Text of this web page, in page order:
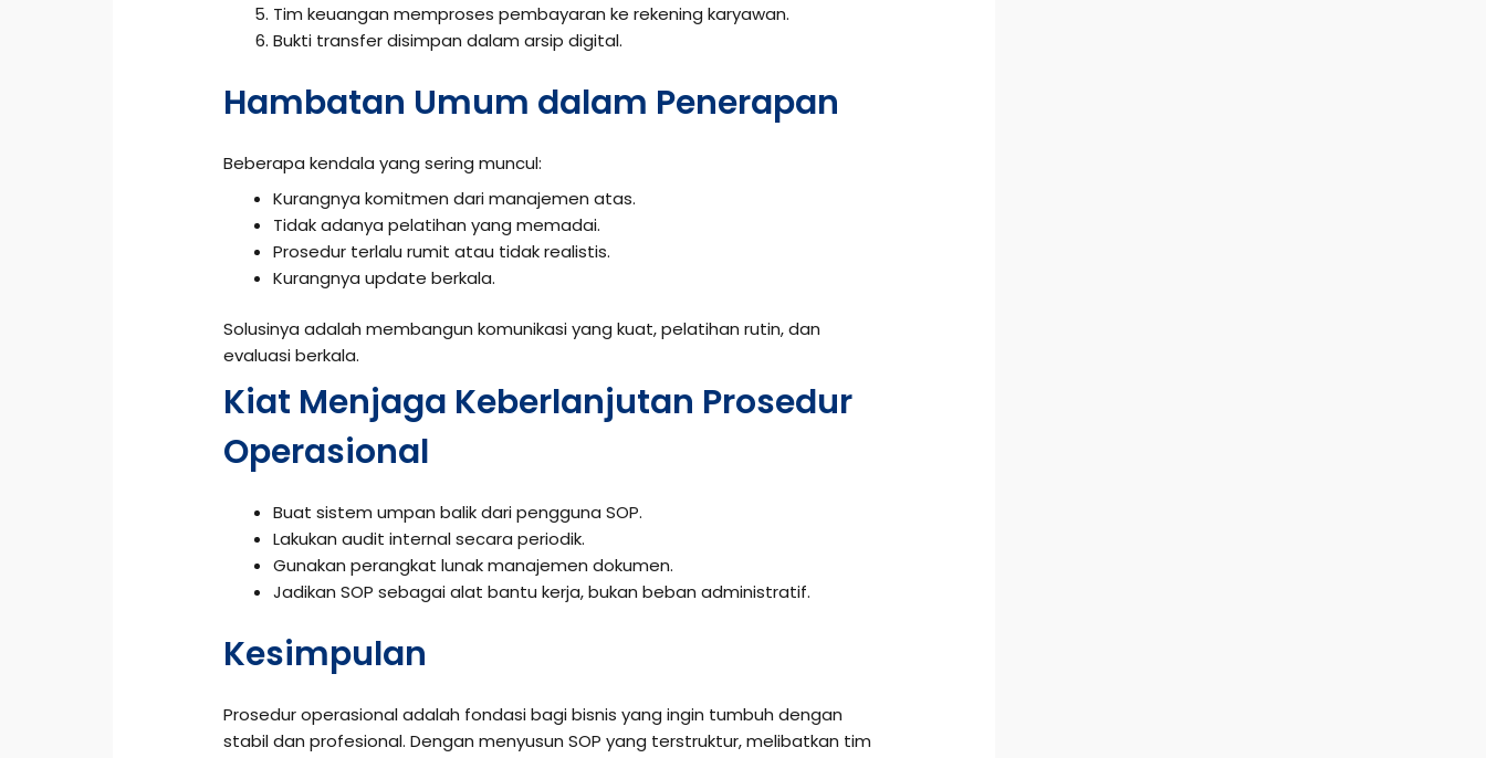
Tim keuangan memproses pembayaran ke rekening karyawan.
Bukti transfer disimpan dalam arsip digital.
Hambatan Umum dalam Penerapan
Beberapa kendala yang sering muncul:
Kurangnya komitmen dari manajemen atas.
Tidak adanya pelatihan yang memadai.
Prosedur terlalu rumit atau tidak realistis.
Kurangnya update berkala.
Solusinya adalah membangun komunikasi yang kuat, pelatihan rutin, dan
evaluasi berkala.
Kiat Menjaga Keberlanjutan Prosedur
Operasional
Buat sistem umpan balik dari pengguna SOP.
Lakukan audit internal secara periodik.
Gunakan perangkat lunak manajemen dokumen.
Jadikan SOP sebagai alat bantu kerja, bukan beban administratif.
Kesimpulan
Prosedur operasional adalah fondasi bagi bisnis yang ingin tumbuh dengan
stabil dan profesional. Dengan menyusun SOP yang terstruktur, melibatkan tim